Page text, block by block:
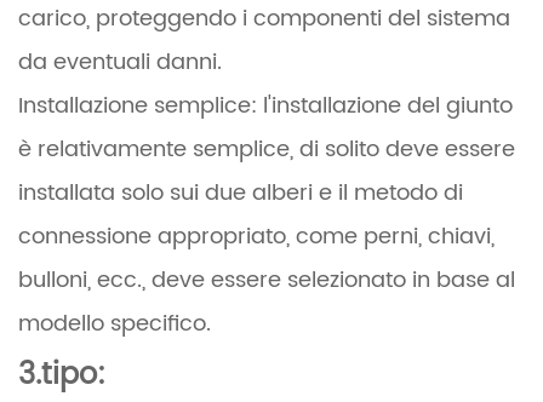
carico, proteggendo i componenti del sistema
da eventuali danni.
Installazione semplice: l'installazione del giunto
è relativamente semplice, di solito deve essere
installata solo sui due alberi e il metodo di
connessione appropriato, come perni, chiavi,
bulloni, ecc., deve essere selezionato in base al
modello specifico.
3.tipo: